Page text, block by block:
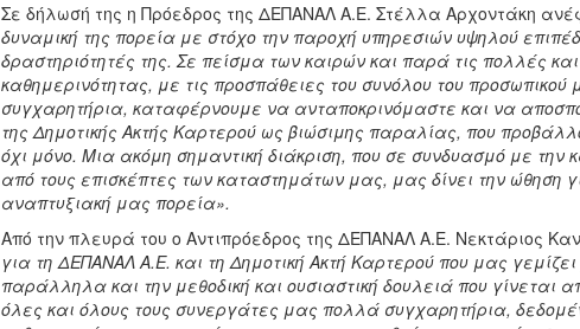
Σε δήλωσή της η Πρόεδρος της ΔΕΠΑΝΑΛ Α.Ε. Στέλλα Αρχοντάκη
δυναμική της πορεία με στόχο την παροχή υπηρεσιών υψηλού
δραστηριότητές της. Σε πείσμα των καιρών και παρά τις πολλές
καθημερινότητας, με τις προσπάθειες του συνόλου του προσωπικού
συγχαρητήρια, καταφέρνουμε να ανταποκρινόμαστε και να
της Δημοτικής Ακτής Καρτερού ως βιώσιμης παραλίας, που
όχι μόνο. Μια ακόμη σημαντική διάκριση, που σε συνδυασμό με
από τους επισκέπτες των καταστημάτων μας, μας δίνει την ώθηση
αναπτυξιακή μας πορεία».
Από την πλευρά του ο Αντιπρόεδρος της ΔΕΠΑΝΑΛ Α.Ε. Νεκτάριος
για τη ΔΕΠΑΝΑΛ Α.Ε. και τη Δημοτική Ακτή Καρτερού που μας
παράλληλα και την μεθοδική και ουσιαστική δουλειά που γίνεται
όλες και όλους τους συνεργάτες μας πολλά συγχαρητήρια,